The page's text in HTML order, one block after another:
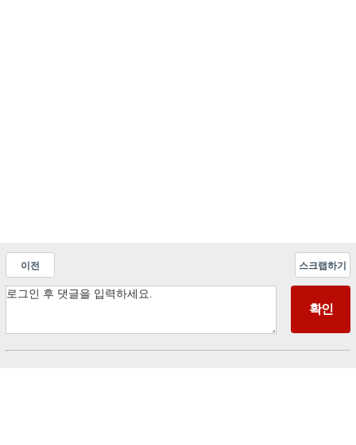
이전 스크랩하기